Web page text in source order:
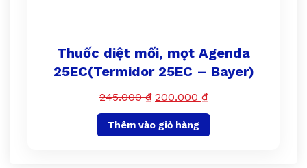
Thuốc diệt mối, mọt Agenda
25EC(Termidor 25EC – Bayer)
245.000₫ 200.000 ₫
Thêm vào giỏ hàng